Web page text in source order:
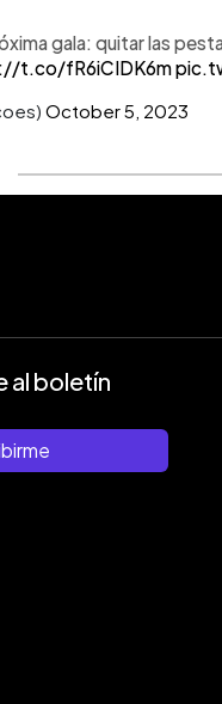
gala: quitar las
t.co/fR6iCIDK6m
October 5, 2023
al boletín